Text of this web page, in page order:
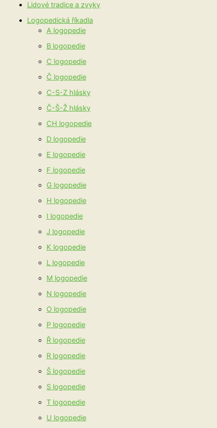
Lidové tradice a zvyky
Logopedická říkadla
A logopedie
B logopedie
C logopedie
Č logopedie
C-S-Z hlásky
Č-Š-Ž hlásky
CH logopedie
D logopedie
E logopedie
F logopedie
G logopedie
H logopedie
I logopedie
J logopedie
K logopedie
L logopedie
M logopedie
N logopedie
O logopedie
P logopedie
Ř logopedie
R logopedie
Š logopedie
S logopedie
T logopedie
U logopedie